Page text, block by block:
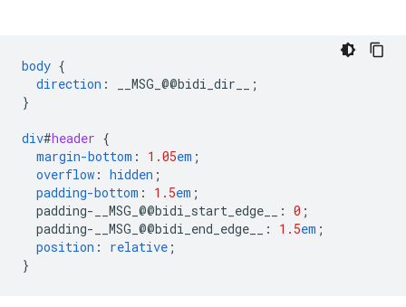
body {
direction : __MSG_ @@bidi_dir__
;
}
div#header {
margin-bottom : 1.05em ;
overflow : hidden ;
padding-bottom : 1.5em ;
padding-__MSG_@@bidi_start_edge__ : 0 ;
padding-__MSG_@@bidi_end_edge__ : 1.5em ;
position : relative ;
}